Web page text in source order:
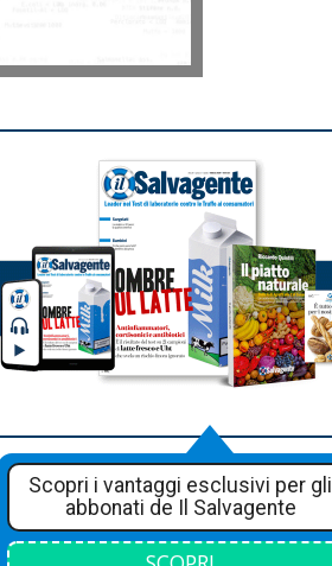
Scopri i vantaggi esclusivi per gli
abbonati de Il Salvagente